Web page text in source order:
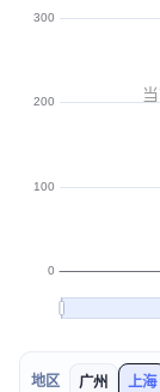
地区 广州 上海